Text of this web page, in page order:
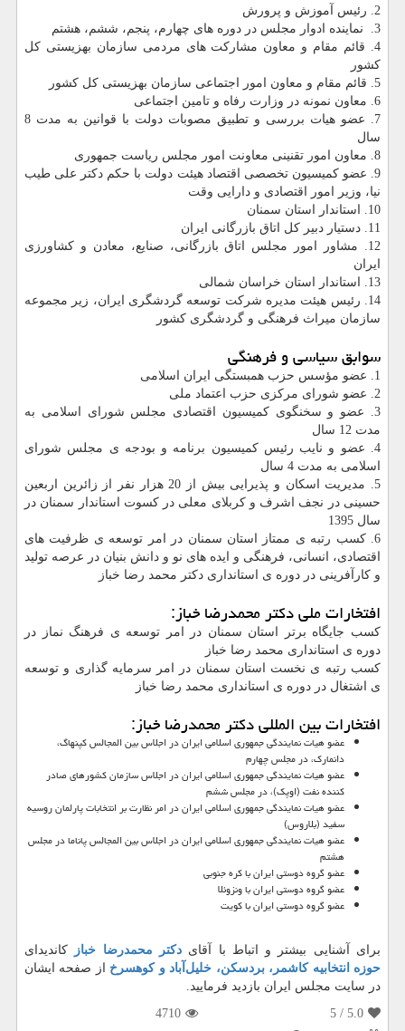
2. رئیس آموزش و پرورش
3. نماینده ادوار مجلس در دوره های چهارم، پنجم، ششم، هشتم
4. قائم مقام و معاون مشاركت های مردمی سازمان بهزیستی كل
كشور
5. قائم مقام و معاون امور اجتماعی سازمان بهزیستی کل کشور
6. معاون نمونه در وزارت رفاه و تامین اجتماعی
7. عضو هیات بررسی و تطبیق مصوبات دولت با قوانین به مدت 8
سال
8. معاون امور تقنینی معاونت امور مجلس ریاست جمهوری
9. عضو کمیسیون تخصصی اقتصاد هیئت دولت با حکم دکتر علی طیب
نیا، وزیر امور اقتصادی و دارایی وقت
10. استاندار استان سمنان
11. دستیار دبیر کل اتاق بازرگانی ایران
12. مشاور امور مجلس اتاق بازرگانی، صنایع، معادن و کشاورزی
ایران
13. استاندار استان خراسان شمالی
14. رئیس هیئت مدیره شرکت توسعه گردشگری ایران، زیر مجموعه
سازمان میراث فرهنگی و گردشگری كشور
سوابق سیاسی و فرهنگی
1. عضو مؤسس حزب همبستگی ایران اسلامی
2. عضو شورای مرکزی حزب اعتماد ملی
3. عضو و سخنگوی کمیسیون اقتصادی مجلس شورای اسلامی به
مدت 12 سال
4. عضو و نایب رئیس کمیسیون برنامه و بودجه ی مجلس شورای
اسلامی به مدت 4 سال
5. مدیریت اسکان و پذیرایی بیش از 20 هزار نفر از زائرین اربعین
حسینی در نجف اشرف و کربلای معلی در کسوت استاندار سمنان در
سال 1395
6. کسب رتبه ی ممتاز استان سمنان در امر توسعه ی ظرفیت های
اقتصادی، انسانی، فرهنگی و ایده های نو و دانش بنیان در عرصه تولید
و کارآفرینی در دوره ی استانداری دکتر محمد رضا خباز
افتخارات ملی دکتر محمدرضا خباز:
كسب جایگاه برتر استان سمنان در امر توسعه ی فرهنگ نماز در
دوره ی استانداری محمد رضا خباز
كسب رتبه ی نخست استان سمنان در امر سرمایه گذاری و توسعه
ی اشتغال در دوره ی استانداری محمد رضا خباز
افتخارات بین المللی دکتر محمدرضا خباز:
عضو هیات نمایندگی جمهوری اسلامی ایران در اجلاس بین المجالس كپنهاگ،
دانمارك، در مجلس چهارم
عضو هیات نمایندگی جمهوری اسلامی ایران در اجلاس سازمان كشورهای صادر
كننده نفت (اوپك)، در مجلس ششم
عضو هیات نمایندگی جمهوری اسلامی ایران در امر نظارت بر انتخابات پارلمان روسیه
سفید (بلاروس)
عضو هیات نمایندگی جمهوری اسلامی ایران در اجلاس بین المجالس پاناما در مجلس
هشتم
عضو گروه دوستی ایران با كره جنوبی
عضو گروه دوستی ایران با ونزوئلا
عضو گروه دوستی ایران با كویت
برای آشنایی بیشتر و اتباط با آقایدکتر محمدرضا خباز
کاندیدای
حوزه انتخابیه کاشمر، بردسکن، خلیل‌آباد و کوهسرخ از صفحه ایشان
در سایت مجلس ایران بازدید فرمایید.
5.0
/ 5
4710